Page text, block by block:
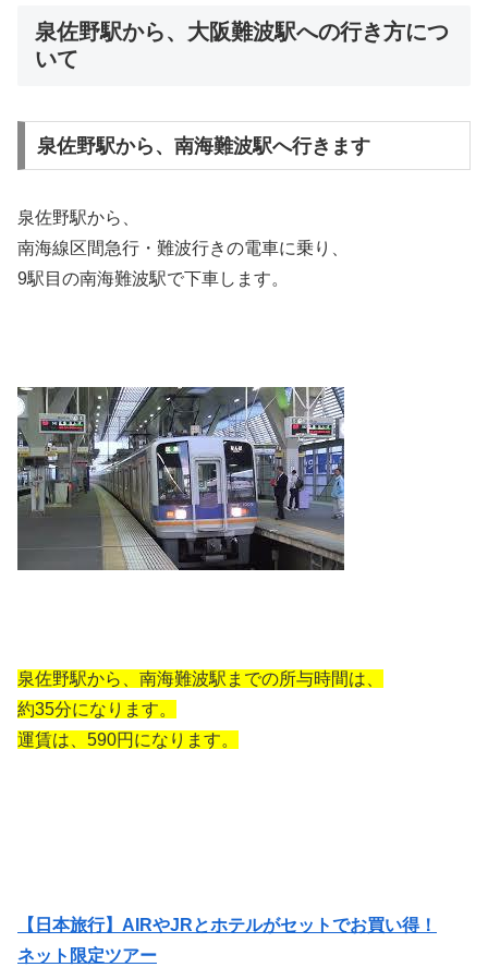
泉佐野駅から、大阪難波駅への行き方につ
いて
泉佐野駅から、南海難波駅へ行きます
泉佐野駅から、
南海線区間急行・難波行きの電車に乗り、
9駅目の南海難波駅で下車します。
泉佐野駅から、南海難波駅までの所与時間は、
約35分になります。
運賃は、590円になります。
【日本旅行】AIRやJRとホテルがセットでお買い得！
ネット限定ツアー